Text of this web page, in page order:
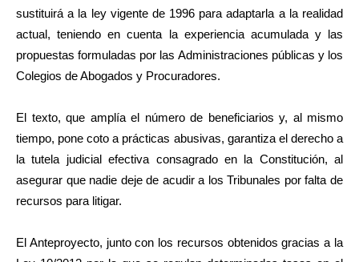
sustituirá a la ley vigente de 1996 para adaptarla a la realidad
actual, teniendo en cuenta la experiencia acumulada y las
propuestas formuladas por las Administraciones públicas y los
Colegios de Abogados y Procuradores.
El texto, que amplía el número de beneficiarios y, al mismo
tiempo, pone coto a prácticas abusivas, garantiza el derecho a
la tutela judicial efectiva consagrado en la Constitución, al
asegurar que nadie deje de acudir a los Tribunales por falta de
recursos para litigar.
El Anteproyecto, junto con los recursos obtenidos gracias a la